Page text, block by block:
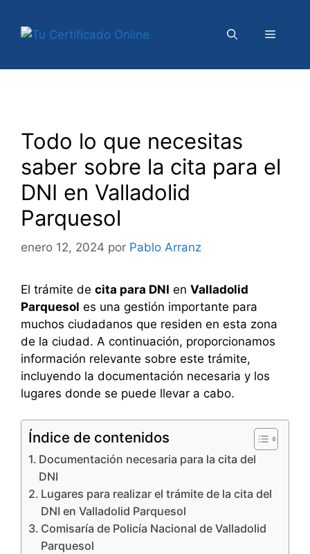
contenido
Menú
Todo lo que necesitas
saber sobre la cita para el
DNI en Valladolid
Parquesol
enero 12, 2024 por Pablo Arranz
El trámite de cita para DNI en Valladolid
Parquesol es una gestión importante para
muchos ciudadanos que residen en esta zona
de la ciudad. A continuación, proporcionamos
información relevante sobre este trámite,
incluyendo la documentación necesaria y los
lugares donde se puede llevar a cabo.
Índice de contenidos
Documentación necesaria para la cita del
DNI
Lugares para realizar el trámite de la cita del
DNI en Valladolid Parquesol
Comisaría de Policía Nacional de Valladolid
Parquesol